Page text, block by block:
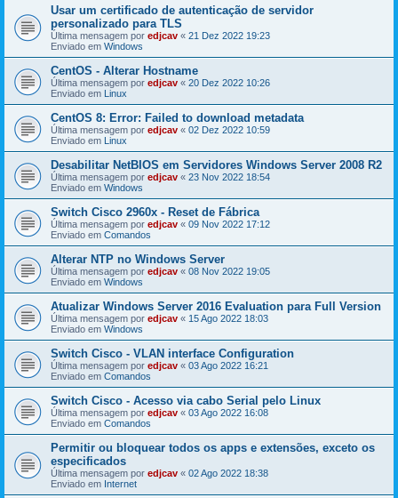
Usar um certificado de autenticação de servidor
personalizado para TLS
Última mensagem por edjcav « 21 Dez 2022 19:23
Enviado em Windows
CentOS - Alterar Hostname
Última mensagem por edjcav « 20 Dez 2022 10:26
Enviado em Linux
CentOS 8: Error: Failed to download metadata
Última mensagem por edjcav « 02 Dez 2022 10:59
Enviado em Linux
Desabilitar NetBIOS em Servidores Windows Server 2008 R2
Última mensagem por edjcav « 23 Nov 2022 18:54
Enviado em Windows
Switch Cisco 2960x - Reset de Fábrica
Última mensagem por edjcav « 09 Nov 2022 17:12
Enviado em Comandos
Alterar NTP no Windows Server
Última mensagem por edjcav « 08 Nov 2022 19:05
Enviado em Windows
Atualizar Windows Server 2016 Evaluation para Full Version
Última mensagem por edjcav « 15 Ago 2022 18:03
Enviado em Windows
Switch Cisco - VLAN interface Configuration
Última mensagem por edjcav « 03 Ago 2022 16:21
Enviado em Comandos
Switch Cisco - Acesso via cabo Serial pelo Linux
Última mensagem por edjcav « 03 Ago 2022 16:08
Enviado em Comandos
Permitir ou bloquear todos os apps e extensões, exceto os
especificados
Última mensagem por edjcav « 02 Ago 2022 18:38
Enviado em Internet